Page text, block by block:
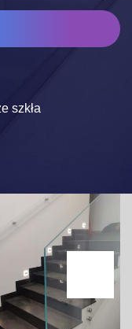
szkła